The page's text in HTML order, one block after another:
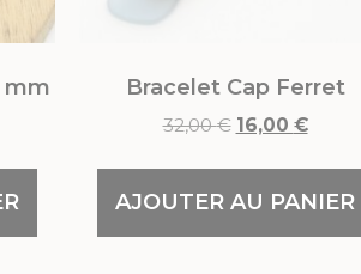
mm Bracelet Cap Ferret
32,00€ 16,00 €
AJOUTER AU PANIER